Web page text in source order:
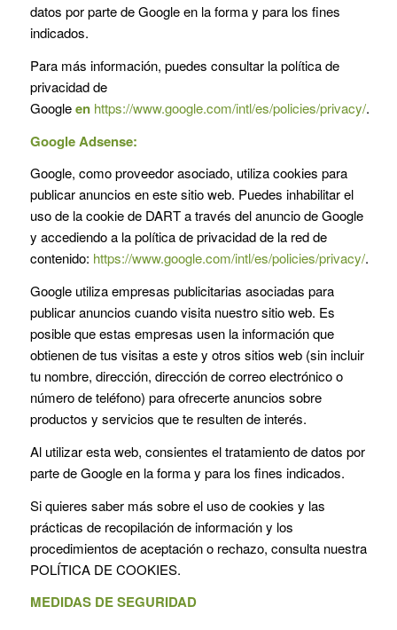
datos por parte de Google en la forma y para los fines
indicados.
Para más información, puedes consultar la política de
privacidad de
Googleen https://www.google.com/intl/es/policies/privacy/.
Google Adsense:
Google, como proveedor asociado, utiliza cookies para
publicar anuncios en este sitio web. Puedes inhabilitar el
uso de la cookie de DART a través del anuncio de Google
y accediendo a la política de privacidad de la red de
contenido: https://www.google.com/intl/es/policies/privacy/.
Google utiliza empresas publicitarias asociadas para
publicar anuncios cuando visita nuestro sitio web. Es
posible que estas empresas usen la información que
obtienen de tus visitas a este y otros sitios web (sin incluir
tu nombre, dirección, dirección de correo electrónico o
número de teléfono) para ofrecerte anuncios sobre
productos y servicios que te resulten de interés.
Al utilizar esta web, consientes el tratamiento de datos por
parte de Google en la forma y para los fines indicados.
Si quieres saber más sobre el uso de cookies y las
prácticas de recopilación de información y los
procedimientos de aceptación o rechazo, consulta nuestra
POLÍTICA DE COOKIES.
MEDIDAS DE SEGURIDAD